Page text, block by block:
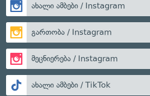
ახალი ამბები / Instagram
გართობა / Instagram
მეცნიერება / Instagram
ახალი ამბები / TikTok